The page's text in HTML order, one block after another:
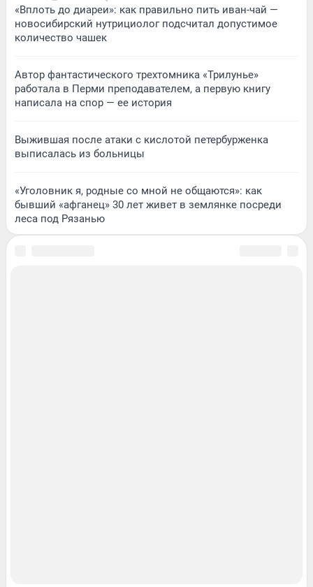
«Вплоть до диареи»: как правильно пить иван-чай —
новосибирский нутрициолог подсчитал допустимое
количество чашек
Автор фантастического трехтомника «Трилунье»
работала в Перми преподавателем, а первую книгу
написала на спор — ее история
Выжившая после атаки с кислотой петербурженка
выписалась из больницы
«Уголовник я, родные со мной не общаются»: как
бывший «афганец» 30 лет живет в землянке посреди
леса под Рязанью